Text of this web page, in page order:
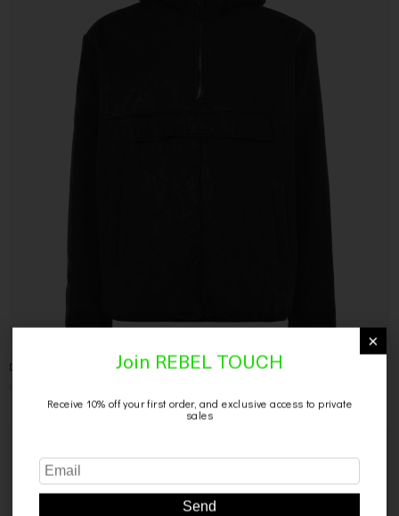
Dal no wast anorak
×
Receive 10% off your first order, and exclusive access to private